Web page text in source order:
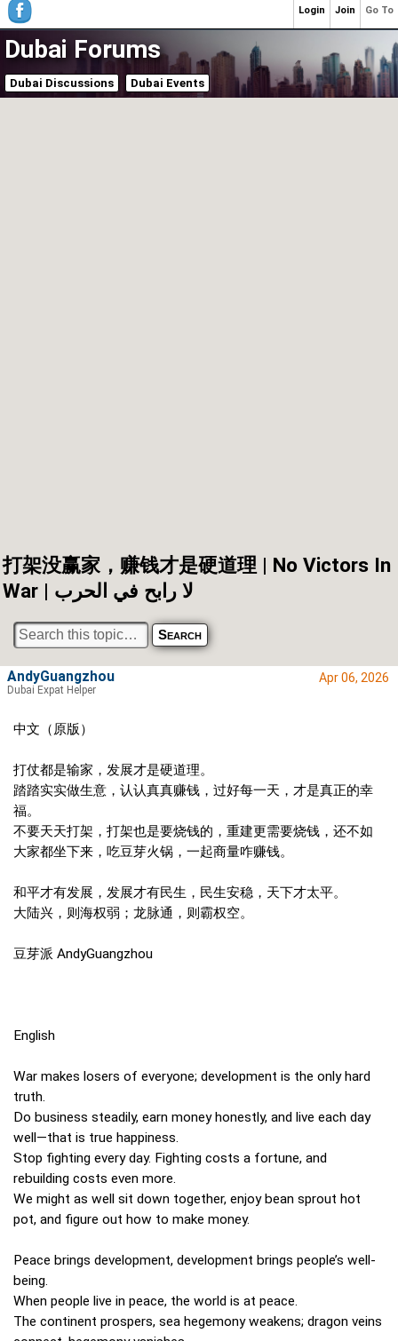
Dubai Forums
Dubai Discussions Dubai Events
打架没赢家，赚钱才是硬道理 | No Victors In
War | لا رابح في الحرب
Apr 06, 2026
中文（原版）
打仗都是输家，发展才是硬道理。
踏踏实实做生意，认认真真赚钱，过好每一天，才是真正的幸
福。
不要天天打架，打架也是要烧钱的，重建更需要烧钱，还不如
大家都坐下来，吃豆芽火锅，一起商量咋赚钱。
和平才有发展，发展才有民生，民生安稳，天下才太平。
大陆兴，则海权弱；龙脉通，则霸权空。
豆芽派 AndyGuangzhou
English
War makes losers of everyone; development is the only hard
truth.
Do business steadily, earn money honestly, and live each day
well—that is true happiness.
Stop fighting every day. Fighting costs a fortune, and
rebuilding costs even more.
We might as well sit down together, enjoy bean sprout hot
pot, and figure out how to make money.
Peace brings development, development brings people’s well-
being.
When people live in peace, the world is at peace.
The continent prospers, sea hegemony weakens; dragon veins
AndyGuangzhou
Dubai Expat Helper
Go To
Join
Login